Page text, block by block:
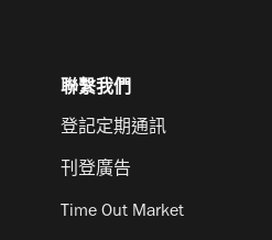
聯繫我們
登記定期通訊
刊登廣告
Time Out Market